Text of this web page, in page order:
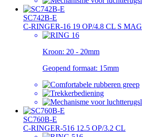
SC742B-E
C-RINGER-16 19 OP/4.8 CL S MAG
Kroon: 20 - 20mm
Geopend formaat: 15mm
SC760B-E
C-RINGER-516 12.5 OP/3.2 CL